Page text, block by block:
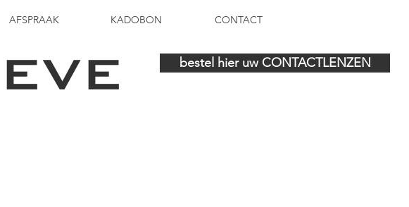
AFSPRAAK KADOBON CONTACT
bestel hier uw CONTACTLENZEN